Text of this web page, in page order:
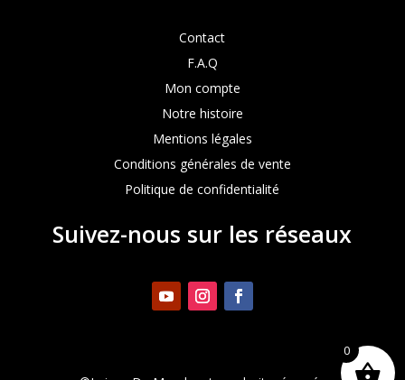
Contact
F.A.Q
Mon compte
Notre histoire
Mentions légales
Conditions générales de vente
Politique de confidentialité
Suivez-nous sur les réseaux
0